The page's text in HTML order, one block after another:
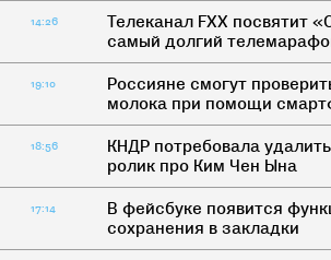
14:26
Телеканал FXX посвятит
самый долгий
19:10
Россияне смогут
молока при помощи
18:56
КНДР потребовала
ролик про Ким Чен Ына
17:14
В фейсбуке появится
сохранения в закладки